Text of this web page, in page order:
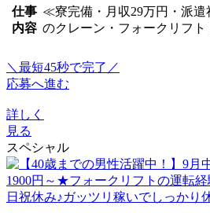
仕事
内容
≪寮完備・月収29万円・派
のクレーン・フォークリフト
＼最短45秒で完了／
応募へ進む
詳しく
見る
スペシャル